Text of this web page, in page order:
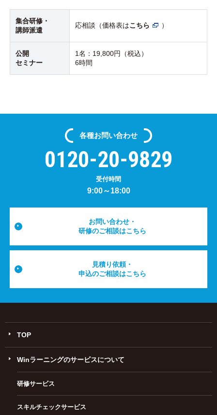
集合研修・
講師派遣
応相談（価格表はこちら ）
公開
セミナー
1名： 19,800円（税込）
6時間
各種お問い合わせ
0120-20-9829
受付時間
9:00～18:00
お問い合わせ・
研修のご相談はこちら
見積り依頼・
申込のご相談はこちら
TOP
Winラーニングのサービスについて
研修サービス
スキルチェックサービス